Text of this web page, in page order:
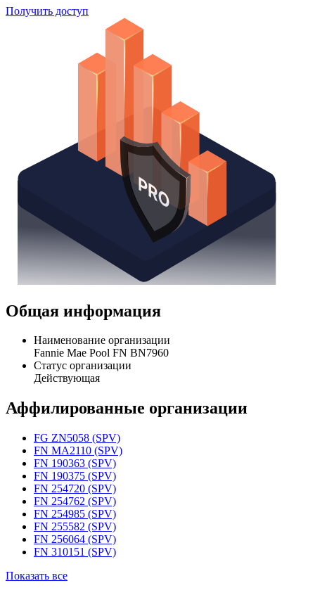
Получить доступ
Общая информация
Наименование организации
Fannie Mae Pool FN BN7960
Статус организации
Действующая
Аффилированные организации
FG ZN5058 (SPV)
FN MA2110 (SPV)
FN 190363 (SPV)
FN 190375 (SPV)
FN 254720 (SPV)
FN 254762 (SPV)
FN 254985 (SPV)
FN 255582 (SPV)
FN 256064 (SPV)
FN 310151 (SPV)
Показать все